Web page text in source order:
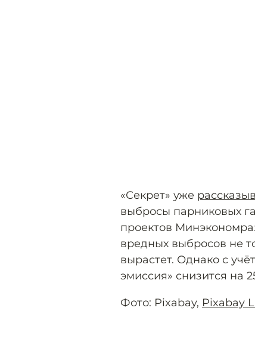
«Секрет» уже
выбросы парниковых
проектов
вредных выбросов не
вырастет. Однако с
эмиссия» снизится на
Фото: Pixabay, Pixabay